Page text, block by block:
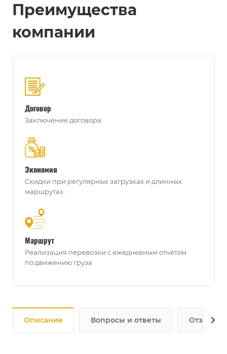
Преимущества
компании
Договор
Заключение договора
Экономия
Скидки при регулярных загрузках и длинных
маршрутах.
Маршрут
Реализация перевозки с ежедневным отчётом
по движению груза
Описание Вопросы и ответы Отзывы